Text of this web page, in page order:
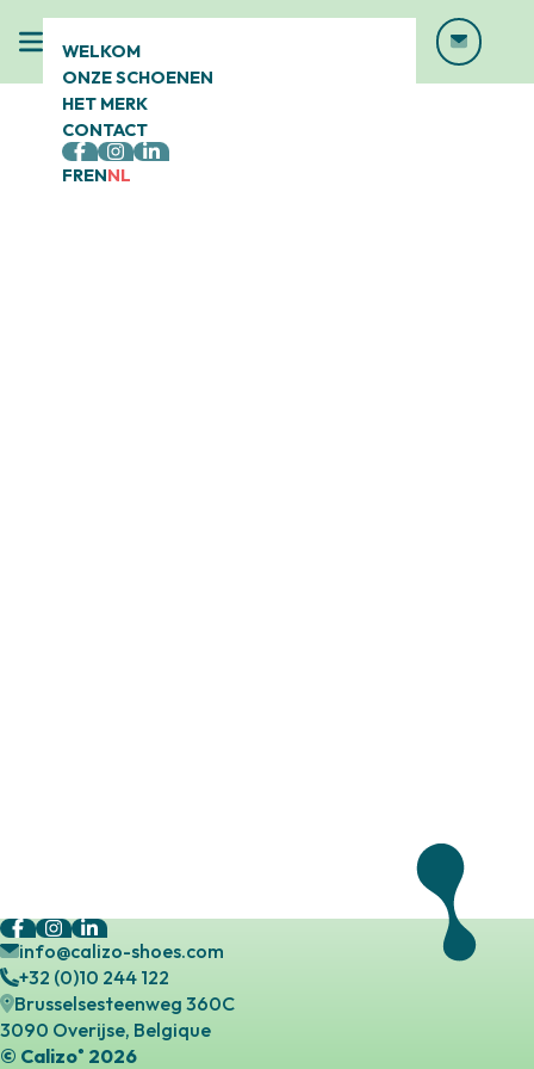
WELKOM
ONZE SCHOENEN
HET MERK
CONTACT
FRENNL
© Calizo® 2026
info@calizo-shoes.com
+32 (0)10 244 122
Brusselsesteenweg 360C
3090 Overijse, Belgique